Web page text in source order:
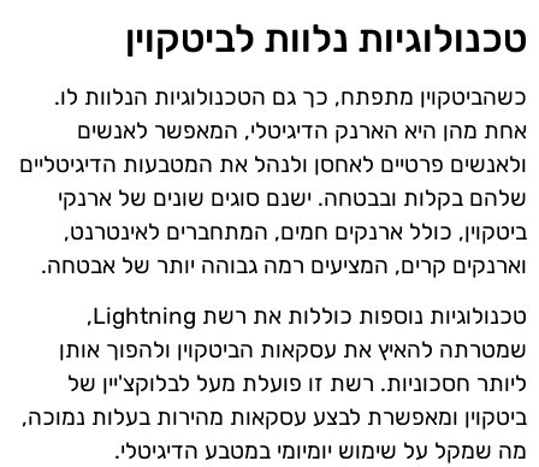
טכנולוגיות נלוות לביטקוין
כשהביטקוין מתפתח, כך גם הטכנולוגיות הנלוות לו.
אחת מהן היא הארנק הדיגיטלי, המאפשר לאנשים
ולאנשים פרטיים לאחסן ולנהל את המטבעות הדיגיטליים
שלהם בקלות ובבטחה. ישנם סוגים שונים של ארנקי
ביטקוין, כולל ארנקים חמים, המתחברים לאינטרנט,
וארנקים קרים, המציעים רמה גבוהה יותר של אבטחה.
טכנולוגיות נוספות כוללות את רשת Lightning,
שמטרתה להאיץ את עסקאות הביטקוין ולהפוך אותן
ליותר חסכוניות. רשת זו פועלת מעל לבלוקצ'יין של
ביטקוין ומאפשרת לבצע עסקאות מהירות בעלות נמוכה,
מה שמקל על שימוש יומיומי במטבע הדיגיטלי.